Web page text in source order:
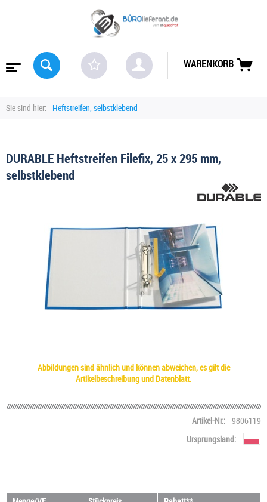
WARENKORB
Sie sind hier: Heftstreifen, selbstklebend
DURABLE Heftstreifen Filefix, 25 x 295 mm,
selbstklebend
Abbildungen sind ähnlich und können abweichen, es gilt die
Artikelbeschreibung und Datenblatt.
Artikel-Nr.: 9806119
Ursprungsland: